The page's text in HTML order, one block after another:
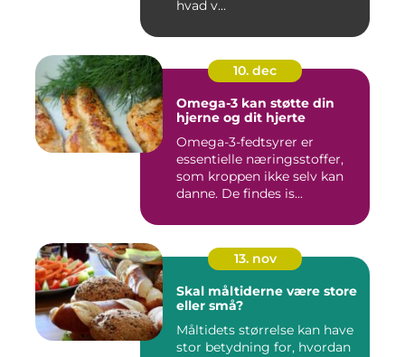
hvad v...
10. dec
Omega-3 kan støtte din
hjerne og dit hjerte
Omega-3-fedtsyrer er
essentielle næringsstoffer,
som kroppen ikke selv kan
danne. De findes is...
13. nov
Skal måltiderne være store
eller små?
Måltidets størrelse kan have
stor betydning for, hvordan